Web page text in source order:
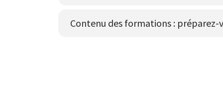
Contenu des formations :